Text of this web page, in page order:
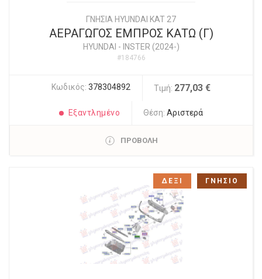
ΓΝΗΣΙΑ HYUNDAI KAT 27
ΑΕΡΑΓΩΓΟΣ ΕΜΠΡΟΣ ΚΑΤΩ (Γ)
HYUNDAI - INSTER (2024-)
#184766
Κωδικός: 378304892 Τιμή: 277,03 €
Εξαντλημένο Θέση:Αριστερά
ΠΡΟΒΟΛΗ
ΔΕΞΙ ΓΝΗΣΙΟ